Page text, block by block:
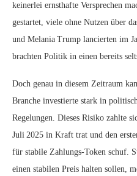
keinerlei ernsthafte Versprechen
gestartet, viele ohne Nutzen über
und Melania Trump lancierten im
brachten Politik in einen bereits
Doch genau in diesem Zeitraum
Branche investierte stark in
Regelungen. Dieses Risiko zahlte
Juli 2025 in Kraft trat und den
für stabile Zahlungs‑Token schuf.
einen stabilen Preis halten sollen,